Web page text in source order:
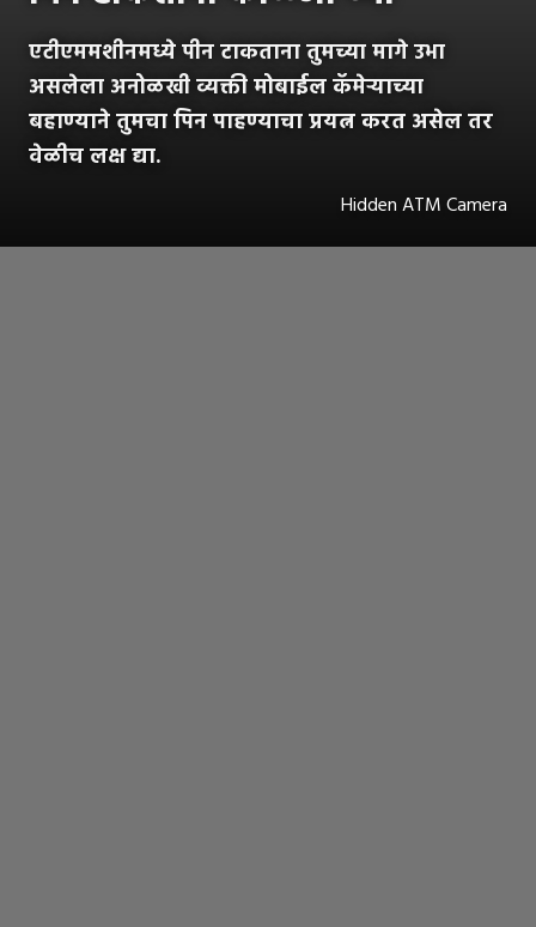
एटीएममशीनमध्ये पीन टाकताना तुमच्या मागे उभा
असलेला अनोळखी व्यक्ती मोबाईल कॅमेऱ्याच्या
बहाण्याने तुमचा पिन पाहण्याचा प्रयत्न करत असेल तर
वेळीच लक्ष द्या.
Hidden ATM Camera